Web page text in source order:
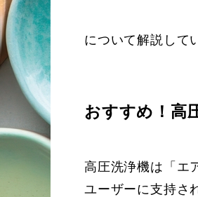
について解説して
おすすめ！高
高圧洗浄機は「エ
ユーザーに支持さ